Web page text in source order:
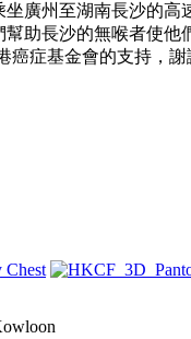
廣州至湖南長沙的
助長沙的無喉者使
癌症基金會的支持，謝